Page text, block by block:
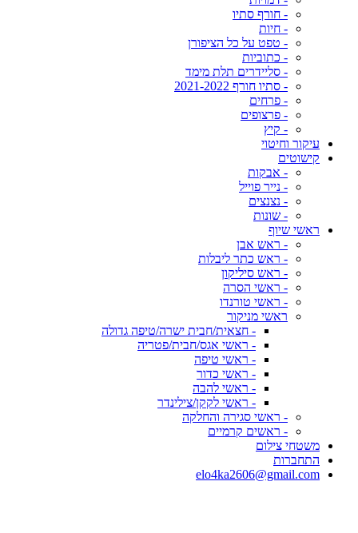
- חורף סתיו
- חיות
- טפט על כל הציפורן
- כתוביות
- סליידרים תלת מימד
- סתיו חורף 2021-2022
- פרחים
- פרצופים
- קיץ
עיקור וחיטוי
קישוטים
- אבקות
- נייר פוייל
- נצנצים
- שונות
ראשי שיוף
- ראש אבן
- ראש כתר ליבלות
- ראש סיליקון
- ראשי הסרה
- ראשי טורנדו
ראשי מניקור
- חצאית/חבית ישרה/טיפה גדולה
- ראשי אגס/חבית/פטריה
- ראשי טיפה
- ראשי כדור
- ראשי להבה
- ראשי לקקן/צילינדר
- ראשי סגירה והחלקה
- ראשים קרמיים
משטחי צילום
התחברות
elo4ka2606@gmail.com